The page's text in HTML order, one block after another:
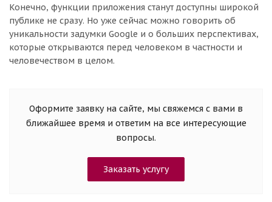
Конечно, функции приложения станут доступны широкой
публике не сразу. Но уже сейчас можно говорить об
уникальности задумки Google и о больших перспективах,
которые открываются перед человеком в частности и
человечеством в целом.
Оформите заявку на сайте, мы свяжемся с вами в
ближайшее время и ответим на все интересующие
вопросы.
Заказать услугу